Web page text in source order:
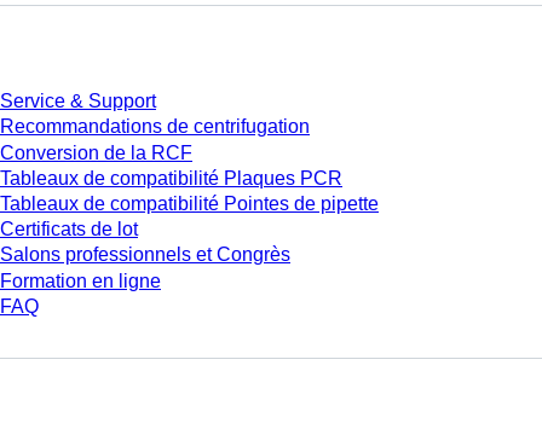
Service & Support
Recommandations de centrifugation
Conversion de la RCF
Tableaux de compatibilité Plaques PCR
Tableaux de compatibilité Pointes de pipette
Certificats de lot
Salons professionnels et Congrès
Formation en ligne
FAQ